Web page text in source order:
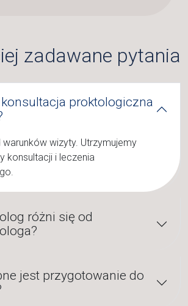
zadawane pytania
proktologiczna
warunków wizyty. Utrzymujemy
konsultacji i leczenia
różni się od
jest przygotowanie do